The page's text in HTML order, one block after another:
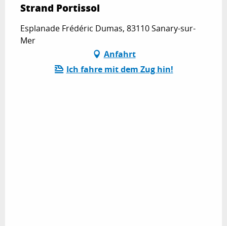
Strand Portissol
Esplanade Frédéric Dumas, 83110 Sanary-sur-
Mer
Anfahrt
Ich fahre mit dem Zug hin!